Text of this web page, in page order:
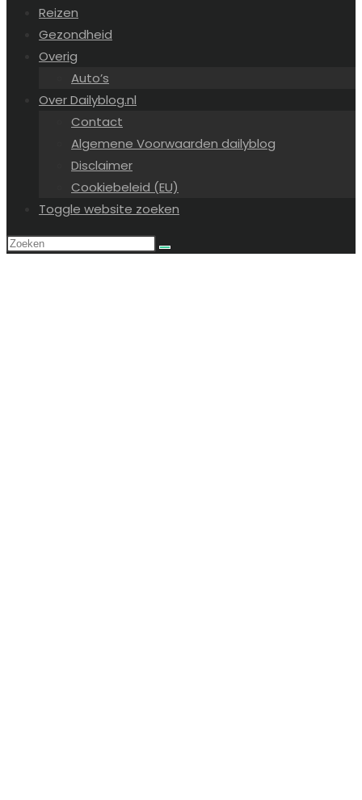
Reizen
Gezondheid
Overig
Auto’s
Over Dailyblog.nl
Contact
Algemene Voorwaarden dailyblog
Disclaimer
Cookiebeleid (EU)
Toggle website zoeken